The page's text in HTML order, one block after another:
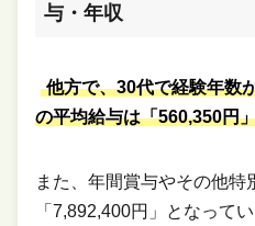
与・年収
他方で、30代で経験年数
の平均給与は「560,350円
また、年間賞与やその他
「7,892,400円」となってい